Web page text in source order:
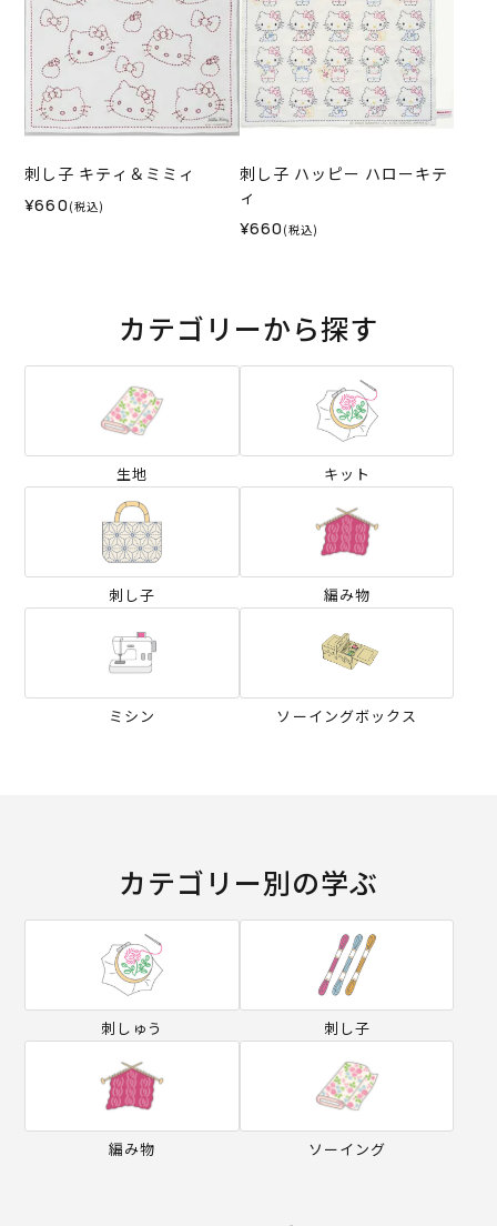
刺し子 キティ＆ミミィ
¥660 (税込)
刺し子 ハッピー ハローキテ
ィ
¥660 (税込)
カテゴリーから探す
生地 キット
刺し子 編み物
ミシン ソーイングボックス
カテゴリー別の学ぶ
刺しゅう 刺し子
編み物 ソーイング